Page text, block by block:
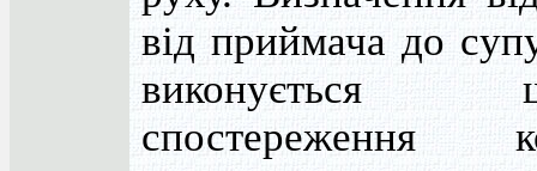
від приймача до
виконується
спостереження